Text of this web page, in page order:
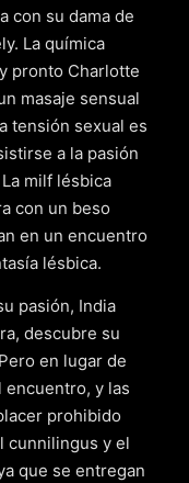
con su dama de
La química
pronto Charlotte
masaje sensual
tensión sexual es
a la pasión
milf lésbica
con un beso
en un encuentro
lésbica.
pasión, India
descubre su
en lugar de
encuentro, y las
prohibido
cunnilingus y el
que se entregan